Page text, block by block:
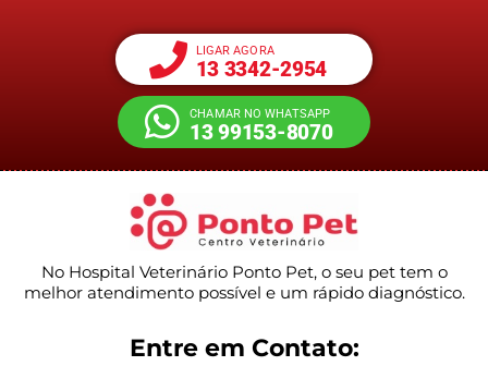
LIGAR AGORA
13 3342-2954
CHAMAR NO WHATSAPP
13 99153-8070
No Hospital Veterinário Ponto Pet, o seu pet tem o
melhor atendimento possível e um rápido diagnóstico.
Entre em Contato: